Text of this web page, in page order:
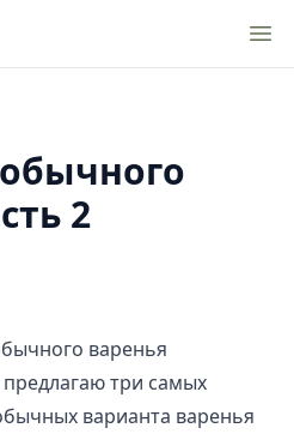
2
варенья
три самых
варианта варенья